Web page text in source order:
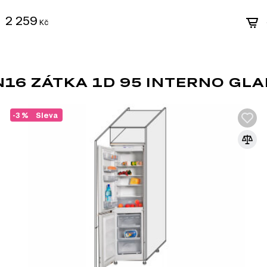
Vyrábí se z
přidání speciálních
nábytku,
a odolnost proti
což z něj činí ideální
2 259 Kč
ZÁTKA 1D 95 INTERNO
Sleva
-3 %